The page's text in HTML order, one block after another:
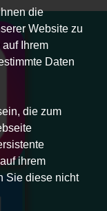
die
Website zu
Ihrem
Daten
die zum
ihrem
Sie diese nicht